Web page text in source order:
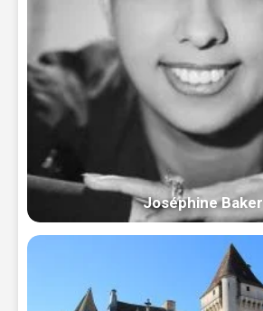
Joséphine Baker